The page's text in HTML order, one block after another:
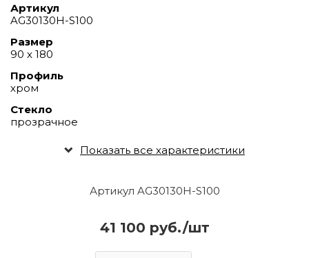
Артикул AG30130H-S100
41 100 руб./шт
Артикул
AG30130H-S100
Размер
90 х 180
Профиль
хром
Стекло
прозрачное
Показать все характеристики